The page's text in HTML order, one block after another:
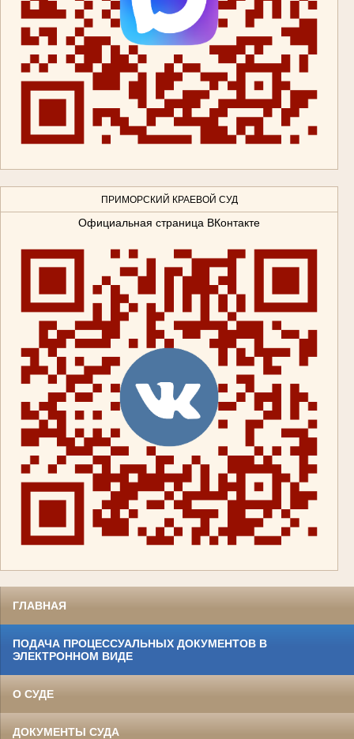
ПРИМОРСКИЙ КРАЕВОЙ СУД
Официальная страница ВКонтакте
ГЛАВНАЯ
ПОДАЧА ПРОЦЕССУАЛЬНЫХ ДОКУМЕНТОВ В
ЭЛЕКТРОННОМ ВИДЕ
О СУДЕ
ДОКУМЕНТЫ СУДА